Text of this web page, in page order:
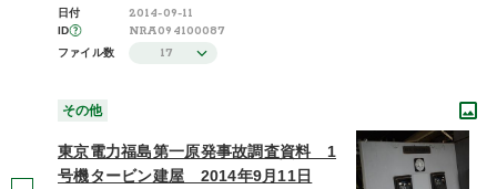
日付 2014-09-11
ID NRA094100087
ファイル数 17
その他
東京電力福島第一原発事故調査資料 1
号機タービン建屋 2014年9月11日